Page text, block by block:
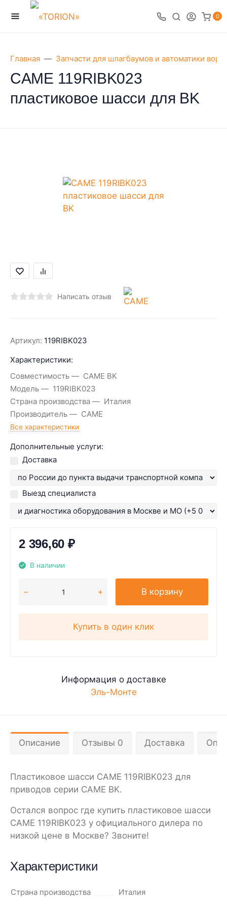
0
Главная Запчасти для шлагбаумов и автоматики
CAME 119RIBK023
пластиковое шасси для BK
Написать отзыв
Артикул: 119RIBK023
Характеристики:
Совместимость
CAME BK
Модель
119RIBK023
Страна производства
Италия
Производитель
CAME
Все характеристики
Дополнительные услуги:
Доставка
Выезд специалиста
2 396,60 ₽
В наличии
В корзину
Купить в один клик
Информация о доставке
Эль-Монте
Описание Отзывы 0 Доставка
Пластиковое шасси CAME 119RIBK023 для
приводов серии CAME BK.
Остался вопрос где купить пластиковое шасси
CAME 119RIBK023 у официального дилера по
низкой цене в Москве? Звоните!
Характеристики
Страна производства
Италия